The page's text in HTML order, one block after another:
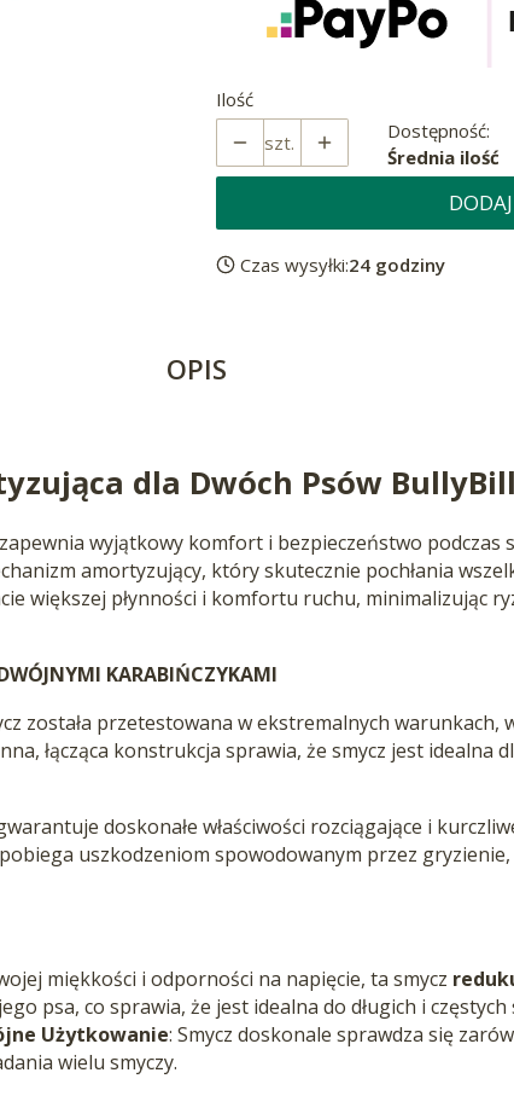
Ilość
szt.
Dostępność:
Średnia ilość
Czas wysyłki:24 godziny
OPIS
dla Dwóch Psów
wyjątkowy komfort i bezpieczeństwo podczas
amortyzujący, który skutecznie pochłania
większej płynności i komfortu ruchu, minimalizując
KARABIŃCZYKAMI
została przetestowana w ekstremalnych warunkach,
łącząca konstrukcja sprawia, że smycz jest idealna
doskonałe właściwości rozciągające i
uszkodzeniom spowodowanym przez gryzienie,
miękkości i odporności na napięcie, ta smycz
psa, co sprawia, że jest idealna do długich i częstych
Użytkowanie: Smycz doskonale sprawdza się
wielu smyczy.